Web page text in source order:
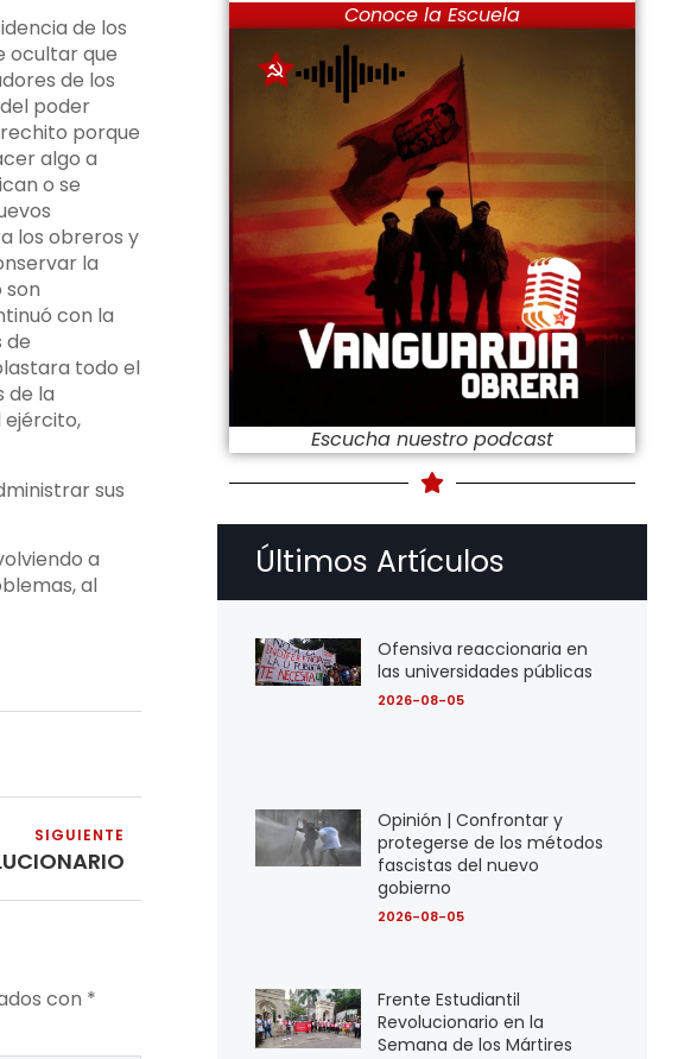
de los
ocultar que
de los
poder
porque
algo a
o se
los obreros y
la
son
con la
de
todo el
de la
ejército,
sus
a
al
SIGUIENTE
con *
Conoce la Escuela
Escucha nuestro podcast
Últimos Artículos
Ofensiva reaccionaria en
las universidades públicas
2026-08-05
Opinión | Confrontar y
protegerse de los métodos
fascistas del nuevo
gobierno
2026-08-05
Frente Estudiantil
Revolucionario en la
Semana de los Mártires